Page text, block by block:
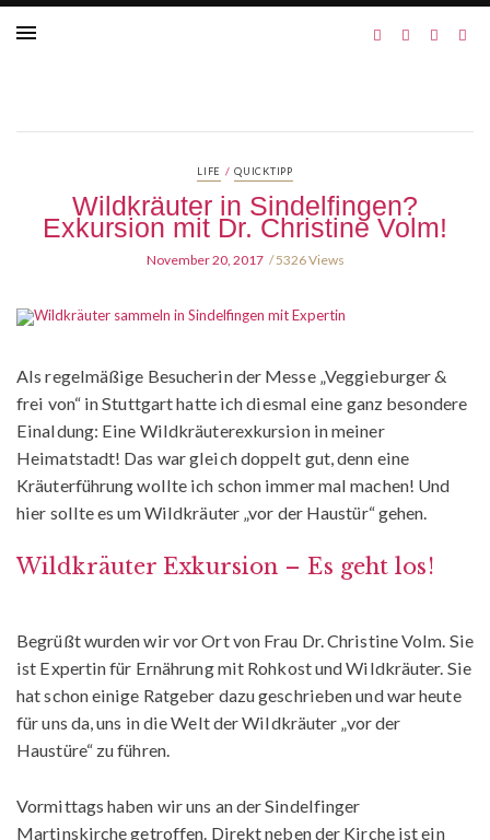
LIFE / QUICKTIPP
Wildkräuter in Sindelfingen?
Exkursion mit Dr. Christine Volm!
November 20, 2017 5326 Views
Als regelmäßige Besucherin der Messe „Veggieburger &
frei von“ in Stuttgart hatte ich diesmal eine ganz besondere
Einaldung: Eine Wildkräuterexkursion in meiner
Heimatstadt! Das war gleich doppelt gut, denn eine
Kräuterführung wollte ich schon immer mal machen! Und
hier sollte es um Wildkräuter „vor der Haustür“ gehen.
Wildkräuter Exkursion – Es geht los!
Begrüßt wurden wir vor Ort von Frau Dr. Christine Volm. Sie
ist Expertin für Ernährung mit Rohkost und Wildkräuter. Sie
hat schon einige Ratgeber dazu geschrieben und war heute
für uns da, uns in die Welt der Wildkräuter „vor der
Haustüre“ zu führen.
Vormittags haben wir uns an der Sindelfinger
Martinskirche getroffen. Direkt neben der Kirche ist ein